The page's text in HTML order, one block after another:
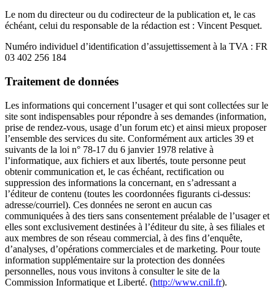
Le nom du directeur ou du codirecteur de la publication et, le cas
échéant, celui du responsable de la rédaction est : Vincent Pesquet.
Numéro individuel d’identification d’assujettissement à la TVA : FR
03 402 256 184
Traitement de données
Les informations qui concernent l’usager et qui sont collectées sur le
site sont indispensables pour répondre à ses demandes (information,
prise de rendez-vous, usage d’un forum etc) et ainsi mieux proposer
l’ensemble des services du site. Conformément aux articles 39 et
suivants de la loi n° 78-17 du 6 janvier 1978 relative à
l’informatique, aux fichiers et aux libertés, toute personne peut
obtenir communication et, le cas échéant, rectification ou
suppression des informations la concernant, en s’adressant a
l’éditeur de contenu (toutes les coordonnées figurants ci-dessus:
adresse/courriel). Ces données ne seront en aucun cas
communiquées à des tiers sans consentement préalable de l’usager et
elles sont exclusivement destinées à l’éditeur du site, à ses filiales et
aux membres de son réseau commercial, à des fins d’enquête,
d’analyses, d’opérations commerciales et de marketing. Pour toute
information supplémentaire sur la protection des données
personnelles, nous vous invitons à consulter le site de la
Commission Informatique et Liberté. (http://www.cnil.fr).